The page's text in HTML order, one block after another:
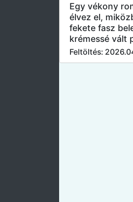
Egy vékony
élvez el,
fekete fasz
krémessé vált
Feltöltés: